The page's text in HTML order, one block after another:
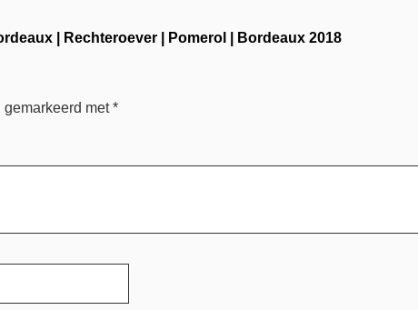
| Rechteroever| Pomerol Bordeaux 2018
gemarkeerd met*